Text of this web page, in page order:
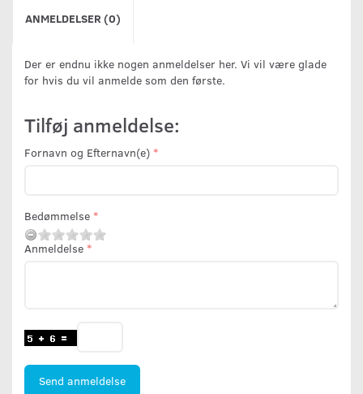
ANMELDELSER (0)
Der er endnu ikke nogen anmeldelser her. Vi vil være glade
for hvis du vil anmelde som den første.
Tilføj anmeldelse:
Fornavn og Efternavn(e)
Bedømmelse
Anmeldelse
Send anmeldelse